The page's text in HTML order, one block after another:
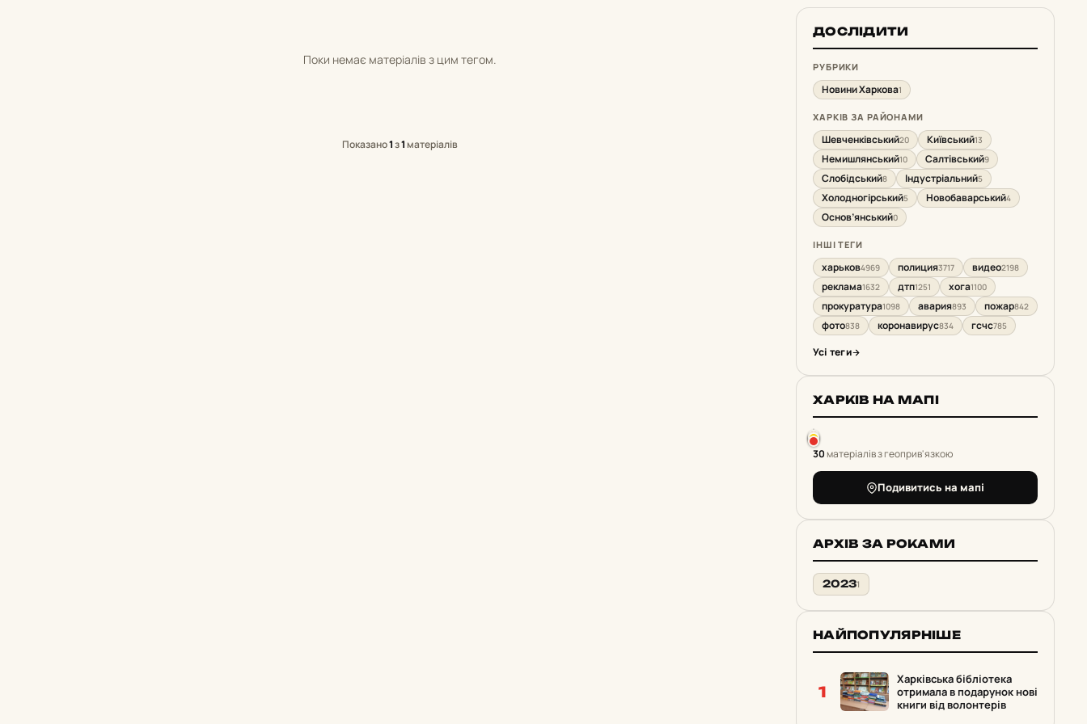
Поки немає матеріалів з цим тегом.
Показано1з1матеріалів
ДОСЛІДИТИ
РУБРИКИ
Новини Харкова1
ХАРКІВ ЗА РАЙОНАМИ
Шевченківський20 Київський13
Немишлянський10 Салтівський9
Слобідський8 Індустріальний5
Холодногірський5 Новобаварський4
Основ’янський0
ІНШІ ТЕГИ
харьков4969 полиция3717 видео2198
реклама1632 дтп1251 хога1100
прокуратура1098 авария893 пожар842
фото838 коронавирус834 гсчс785
Усі теги
ХАРКІВ НА МАПІ
30матеріалів з геоприв'язкою
Подивитись на мапі
АРХІВ ЗА РОКАМИ
20231
НАЙПОПУЛЯРНІШЕ
1
Харківська бібліотека
отримала в подарунок нові
книги від волонтерів